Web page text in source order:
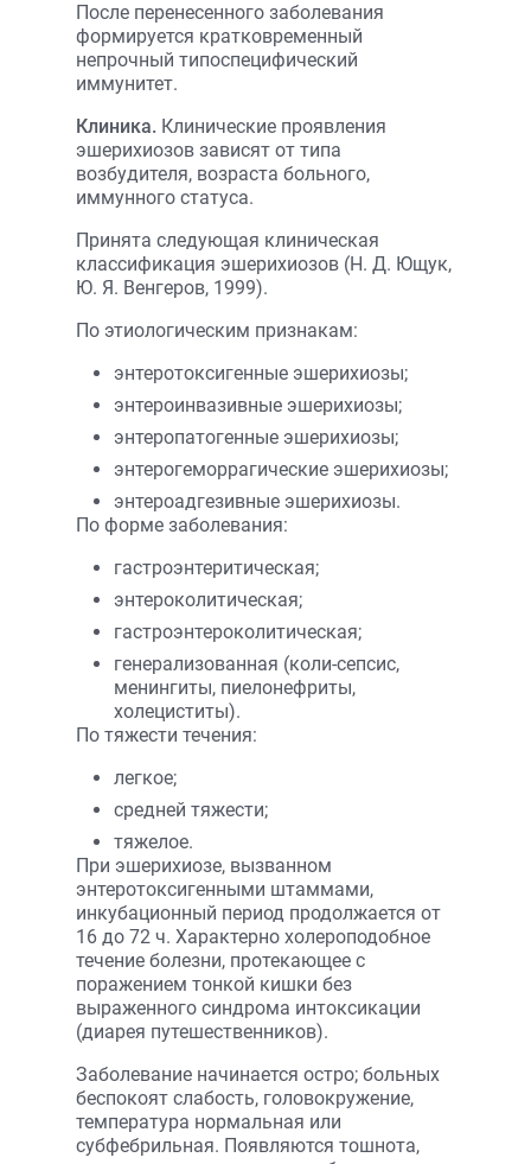
После перенесенного заболевания
формируется кратковременный
непрочный типоспецифический
иммунитет.
Клиника. Клинические проявления
эшерихиозов зависят от типа
возбудителя, возраста больного,
иммунного статуса.
Принята следующая клиническая
классификация эшерихиозов (Н. Д. Ющук,
Ю. Я. Венгеров, 1999).
По этиологическим признакам:
энтеротоксигенные эшерихиозы;
энтероинвазивные эшерихиозы;
энтеропатогенные эшерихиозы;
энтерогеморрагические эшерихиозы;
энтероадгезивные эшерихиозы.
По форме заболевания:
гастроэнтеритическая;
энтероколитическая;
гастроэнтероколитическая;
генерализованная (коли-сепсис,
менин­гиты, пиелонефриты,
холециститы).
По тяжести течения:
легкое;
средней тяжести;
тяжелое.
При эшерихиозе, вызванном
энтеротоксигенными штаммами,
инкубационный период продолжается от
16 до 72 ч. Характерно холероподобное
течение болезни, протекающее с
поражением тонкой кишки без
выраженного синдрома интоксикации
(диарея путешественников).
Заболевание начинается остро; больных
беспокоят слабость, головокружение,
температура нормальная или
субфебрильная. Появляются тошнота,